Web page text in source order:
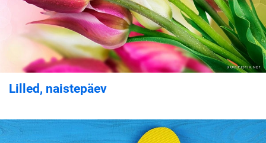
Lilled, naistepäev